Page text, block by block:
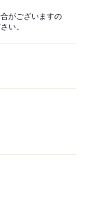
がございますの
い。